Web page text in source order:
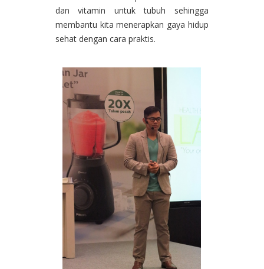
dan vitamin untuk tubuh sehingga
membantu kita menerapkan gaya hidup
sehat dengan cara praktis.